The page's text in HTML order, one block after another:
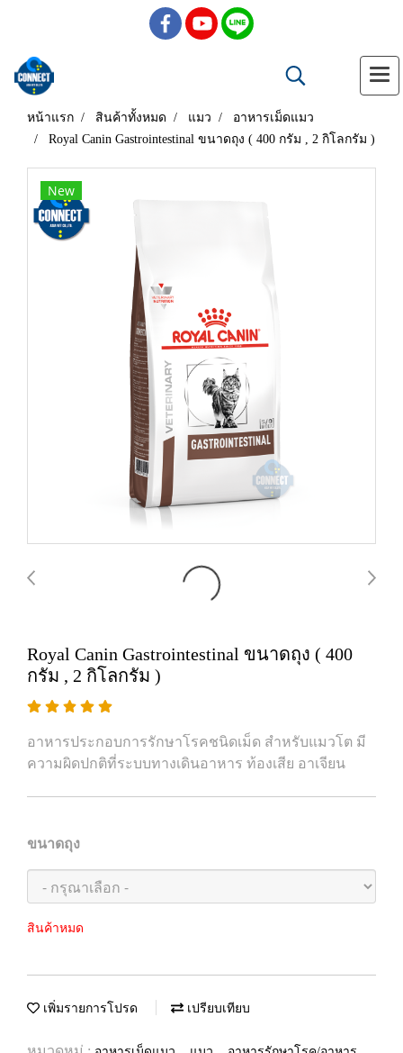
หน้าแรก สินค้าทั้งหมด แมว
อาหารเม็ดแมว
Royal Canin Gastrointestinal ขนาดถุง ( 400 กรัม , 2 กิโลกรัม )
New
Royal Canin Gastrointestinal ขนาดถุง ( 400
กรัม , 2 กิโลกรัม )
อาหารประกอบการรักษาโรคชนิดเม็ด สำหรับแมวโต มี
ความผิดปกติที่ระบบทางเดินอาหาร ท้องเสีย อาเจียน
ขนาดถุง
สินค้าหมด
เพิ่มรายการโปรด เปรียบเทียบ